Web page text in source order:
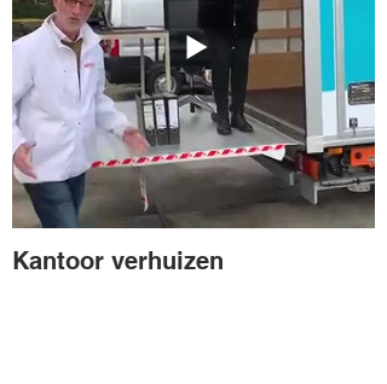
Kantoor verhuizen